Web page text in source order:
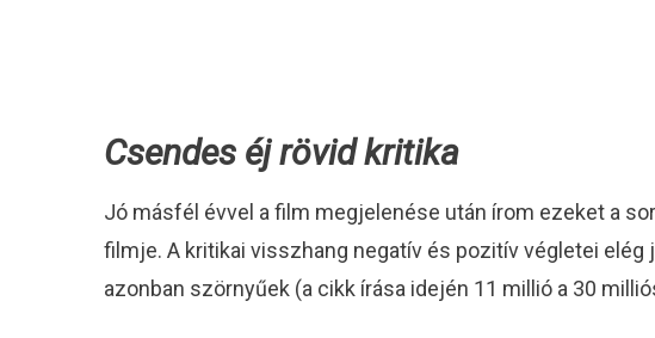
Csendes éj rövid kritika
Jó másfél évvel a film megjelenése után írom ezeket a
filmje. A kritikai visszhang negatív és pozitív végletei
azonban szörnyűek (a cikk írása idején 11 millió a 30